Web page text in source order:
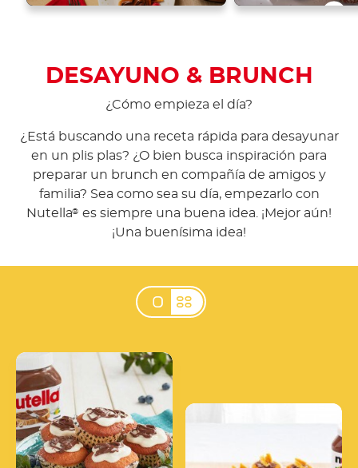
DESAYUNO & BRUNCH
¿Cómo empieza el día?
¿Está buscando una receta rápida para desayunar
en un plis plas? ¿O bien busca inspiración para
preparar un brunch en compañía de amigos y
familia? Sea como sea su día, empezarlo con
Nutella® es siempre una buena idea. ¡Mejor aún!
¡Una buenísima idea!
Cupcakes con glaseado
y Nutella®